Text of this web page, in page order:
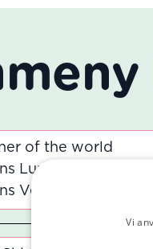
of the world
Lunch Currygryta
Vegetariska
Vi